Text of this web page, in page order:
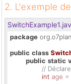
2. L'exemple
package
public class
public static
//
int age =